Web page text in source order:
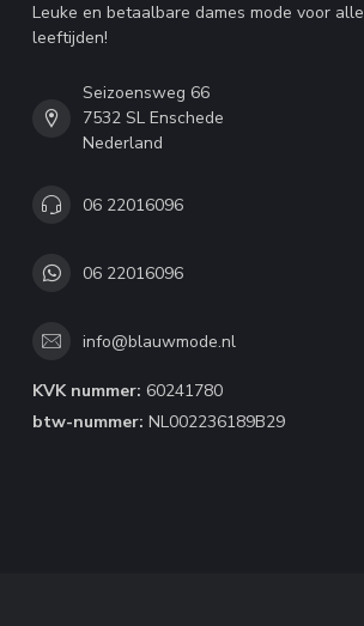
Leuke en betaalbare dames mode voor alle
leeftijden!
Seizoensweg 66
7532 SL Enschede
Nederland
06 22016096
06 22016096
info@blauwmode.nl
KVK nummer: 60241780
btw-nummer: NL002236189B29